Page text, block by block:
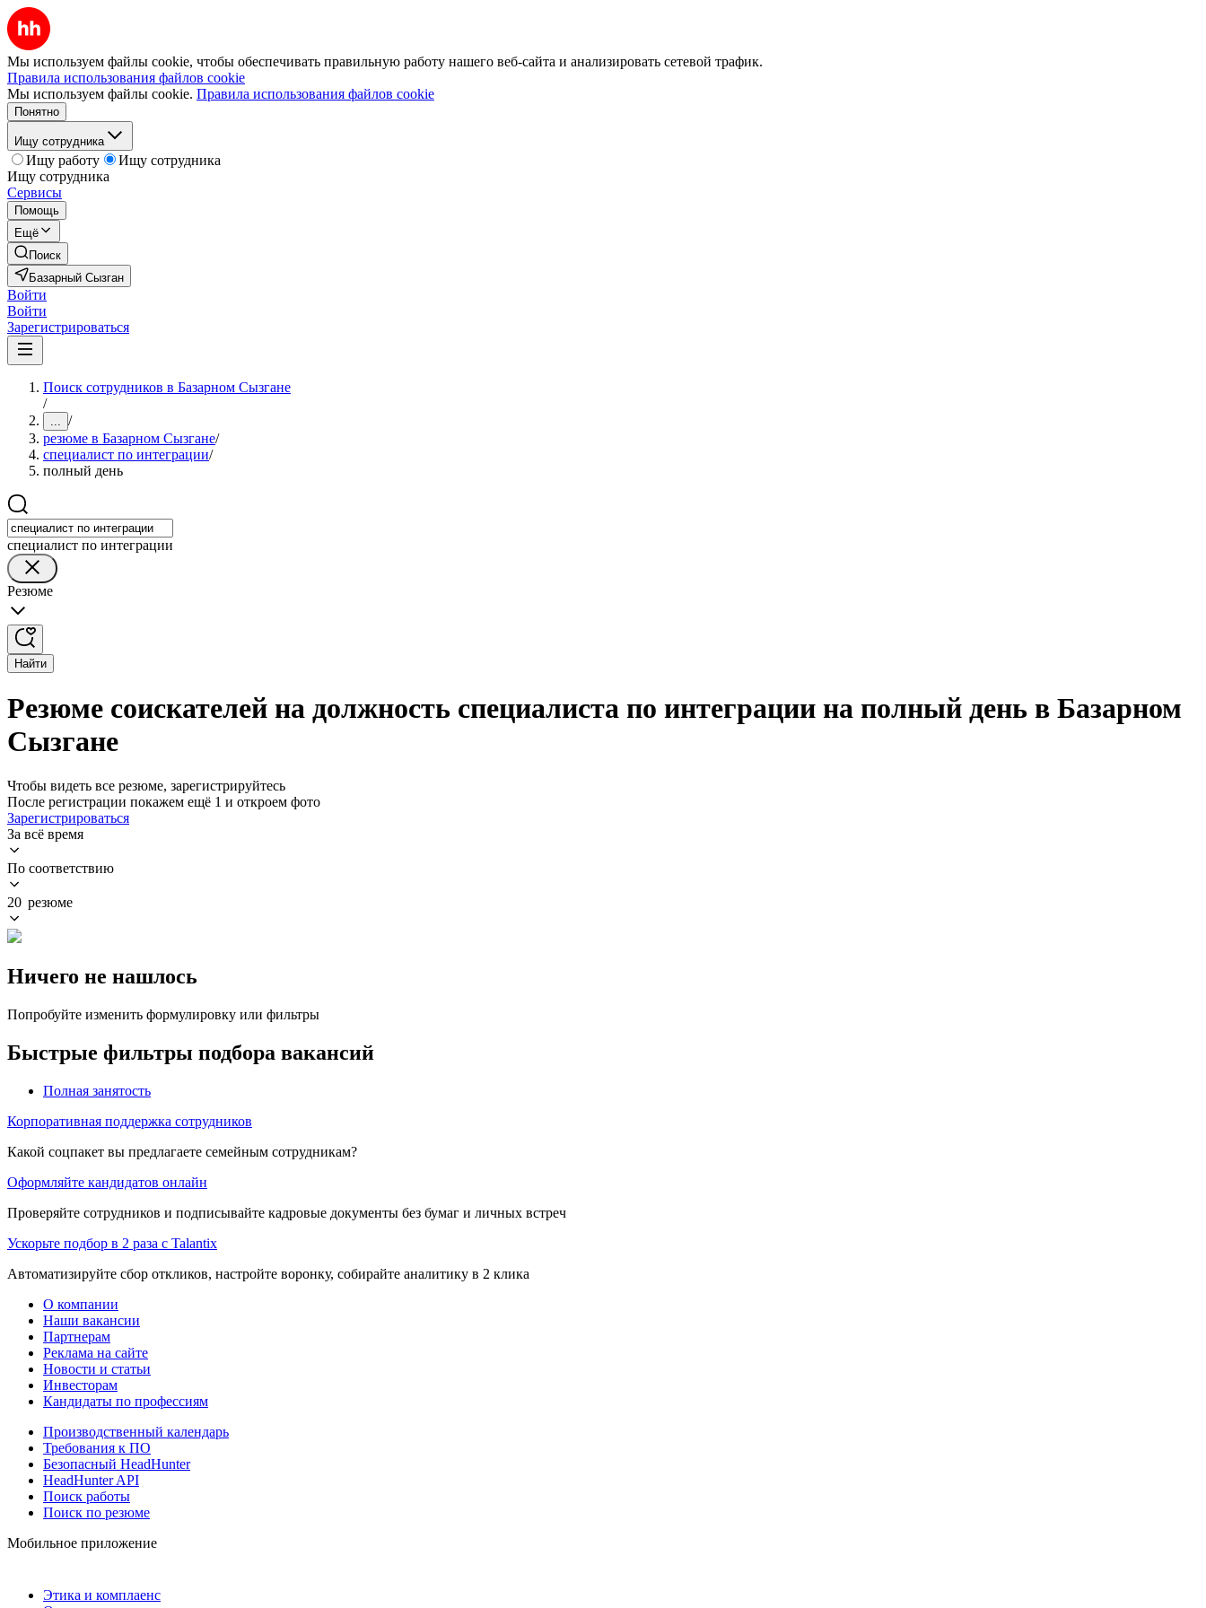
Мы используем файлы cookie, чтобы обеспечивать правильную работу нашего веб-сайта и анализировать сетевой трафик.
Правила использования файлов cookie
Мы используем файлы cookie. Правила использования файлов cookie
Понятно
Ищу сотрудника
Ищу работу
Ищу сотрудника
Ищу сотрудника
Сервисы
Помощь
Ещё
Поиск
Базарный Сызган
Войти
Войти
Зарегистрироваться
Поиск сотрудников в Базарном Сызгане
/
... /
резюме в Базарном Сызгане/
специалист по интеграции/
полный день
специалист по интеграции
Резюме
Найти
Резюме соискателей на должность специалиста по интеграции на полный день в Базарном
Сызгане
Чтобы видеть все резюме, зарегистрируйтесь
После регистрации покажем ещё 1 и откроем фото
Зарегистрироваться
За всё время
По соответствию
20 резюме
Ничего не нашлось
Попробуйте изменить формулировку или фильтры
Быстрые фильтры подбора вакансий
Полная занятость
Корпоративная поддержка сотрудников
Какой соцпакет вы предлагаете семейным сотрудникам?
Оформляйте кандидатов онлайн
Проверяйте сотрудников и подписывайте кадровые документы без бумаг и личных встреч
Ускорьте подбор в 2 раза с Talantix
Автоматизируйте сбор откликов, настройте воронку, собирайте аналитику в 2 клика
О компании
Наши вакансии
Партнерам
Реклама на сайте
Новости и статьи
Инвесторам
Кандидаты по профессиям
Производственный календарь
Требования к ПО
Безопасный HeadHunter
HeadHunter API
Поиск работы
Поиск по резюме
Мобильное приложение
Этика и комплаенс